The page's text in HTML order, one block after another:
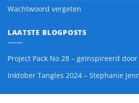
Wachtwoord vergeten
LAATSTE BLOGPOSTS
Project Pack No 28 – geïnspireerd
Inktober Tangles 2024 – Stephanie